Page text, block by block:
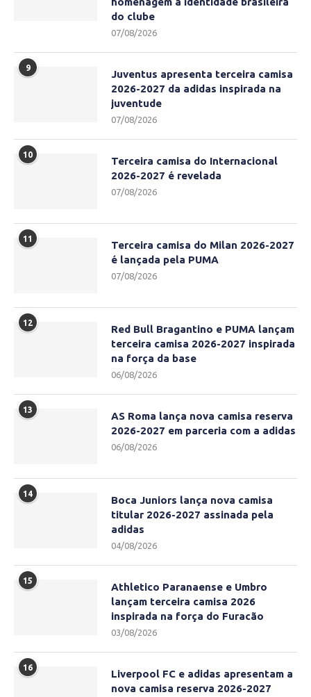
do clube
07/08/2026
9
Juventus apresenta terceira camisa
2026-2027 da adidas inspirada na
juventude
07/08/2026
10
Terceira camisa do Internacional
2026-2027 é revelada
07/08/2026
11
Terceira camisa do Milan 2026-2027
é lançada pela PUMA
07/08/2026
12
Red Bull Bragantino e PUMA lançam
terceira camisa 2026-2027 inspirada
na força da base
06/08/2026
13
AS Roma lança nova camisa reserva
2026-2027 em parceria com a adidas
06/08/2026
14
Boca Juniors lança nova camisa
titular 2026-2027 assinada pela
adidas
04/08/2026
15
Athletico Paranaense e Umbro
lançam terceira camisa 2026
inspirada na força do Furacão
03/08/2026
16
Liverpool FC e adidas apresentam a
nova camisa reserva 2026-2027